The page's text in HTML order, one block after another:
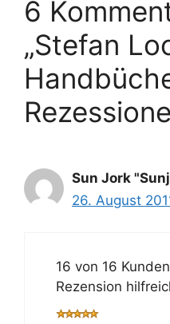
6
„Stefan
Sun Jork
26. August
16 von 16
Rezension